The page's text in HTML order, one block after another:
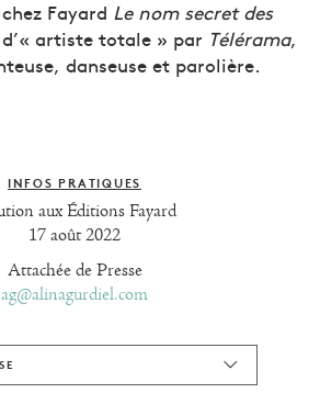
Fayard Le nom secret des
artiste totale » par Télérama,
danseuse et parolière.
INFOS PRATIQUES
aux Éditions Fayard
17 août 2022
Attachée de Presse
ag@alinagurdiel.com